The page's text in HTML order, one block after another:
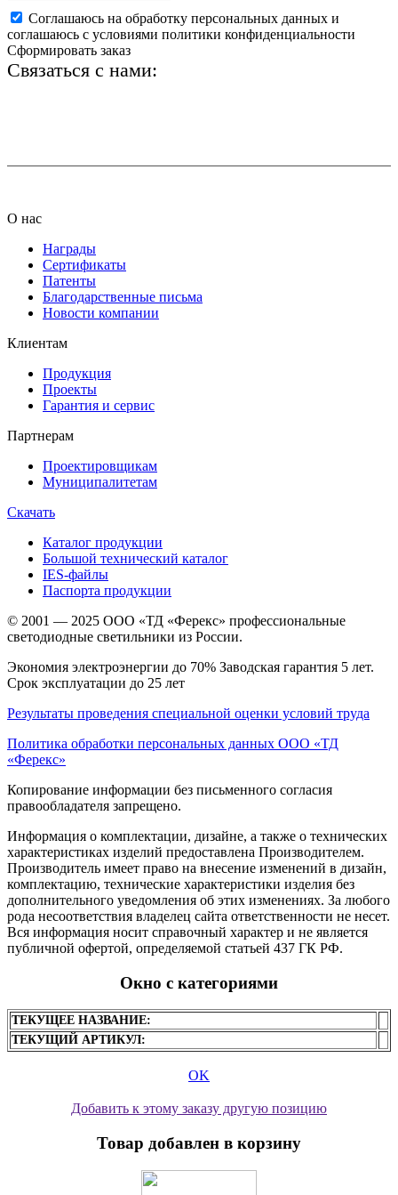
Соглашаюсь на обработку персональных данных и
соглашаюсь с условиями политики конфиденциальности
Сформировать заказ
Связаться с нами:
О нас
Награды
Сертификаты
Патенты
Благодарственные письма
Новости компании
Клиентам
Продукция
Проекты
Гарантия и сервис
Партнерам
Проектировщикам
Муниципалитетам
Скачать
Каталог продукции
Большой технический каталог
IES-файлы
Паспорта продукции
© 2001 — 2025 ООО «ТД «Ферекс» профессиональные
светодиодные светильники из России.
Экономия электроэнергии до 70% Заводская гарантия 5 лет.
Срок эксплуатации до 25 лет
Результаты проведения специальной оценки условий труда
Политика обработки персональных данных ООО «ТД
«Ферекс»
Копирование информации без письменного согласия
правообладателя запрещено.
Информация о комплектации, дизайне, а также о технических
характеристиках изделий предоставлена Производителем.
Производитель имеет право на внесение изменений в дизайн,
комплектацию, технические характеристики изделия без
дополнительного уведомления об этих изменениях. За любого
рода несоответствия владелец сайта ответственности не несет.
Вся информация носит справочный характер и не является
публичной офертой, определяемой статьей 437 ГК РФ.
Окно с категориями
ТЕКУЩЕЕ НАЗВАНИЕ:
ТЕКУЩИЙ АРТИКУЛ:
OK
Добавить к этому заказу другую позицию
Товар добавлен в корзину